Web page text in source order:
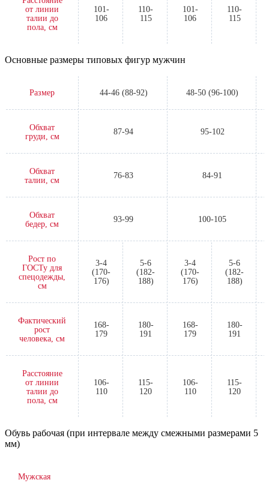
от линии
талии до
пола, см
101-
106
110-
115
101-
106
110-
115
Основные размеры типовых фигур мужчин
Размер 44-46 (88-92) 48-50 (96-100)
Обхват
груди, см
87-94 95-102
Обхват
талии, см
76-83 84-91
Обхват
бедер, см
93-99 100-105
Рост по
ГОСТу для
спецодежды,
см
3-4
(170-
176)
5-6
(182-
188)
3-4
(170-
176)
5-6
(182-
188)
Фактический
рост
человека, см
168-
179
180-
191
168-
179
180-
191
Расстояние
от линии
талии до
пола, см
106-
110
115-
120
106-
110
115-
120
Обувь рабочая (при интервале между смежными размерами 5
мм)
Мужская